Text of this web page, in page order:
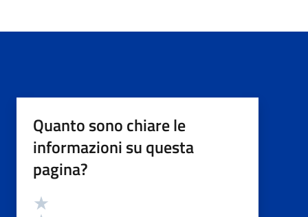
Quanto sono chiare le
informazioni su questa
pagina?
Valutazione